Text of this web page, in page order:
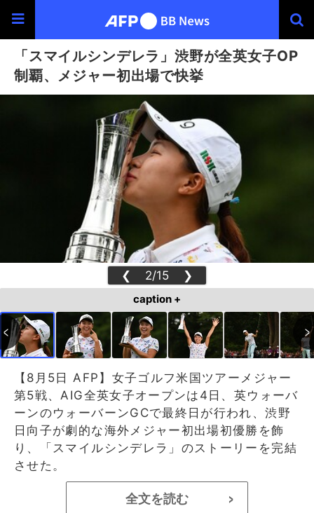
「スマイルシンデレラ」渋野が全英女子OP
制覇、メジャー初出場で快挙
❮ 2/15 ❯
caption +
【8月5日 AFP】女子ゴルフ米国ツアーメジャー
第5戦、AIG全英女子オープンは4日、英ウォーバ
ーンのウォーバーンGCで最終日が行われ、渋野
日向子が劇的な海外メジャー初出場初優勝を飾
り、「スマイルシンデレラ」のストーリーを完結
させた。
全文を読む >